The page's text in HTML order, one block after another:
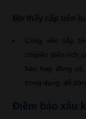
Công việc sắp
chuyển biến tích
bản hợp đồng có
trọng dụng, dễ
Điềm báo xấu